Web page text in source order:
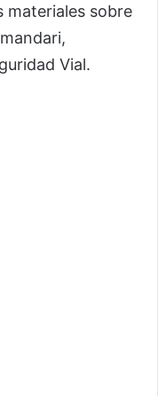
materiales sobre
Vial.